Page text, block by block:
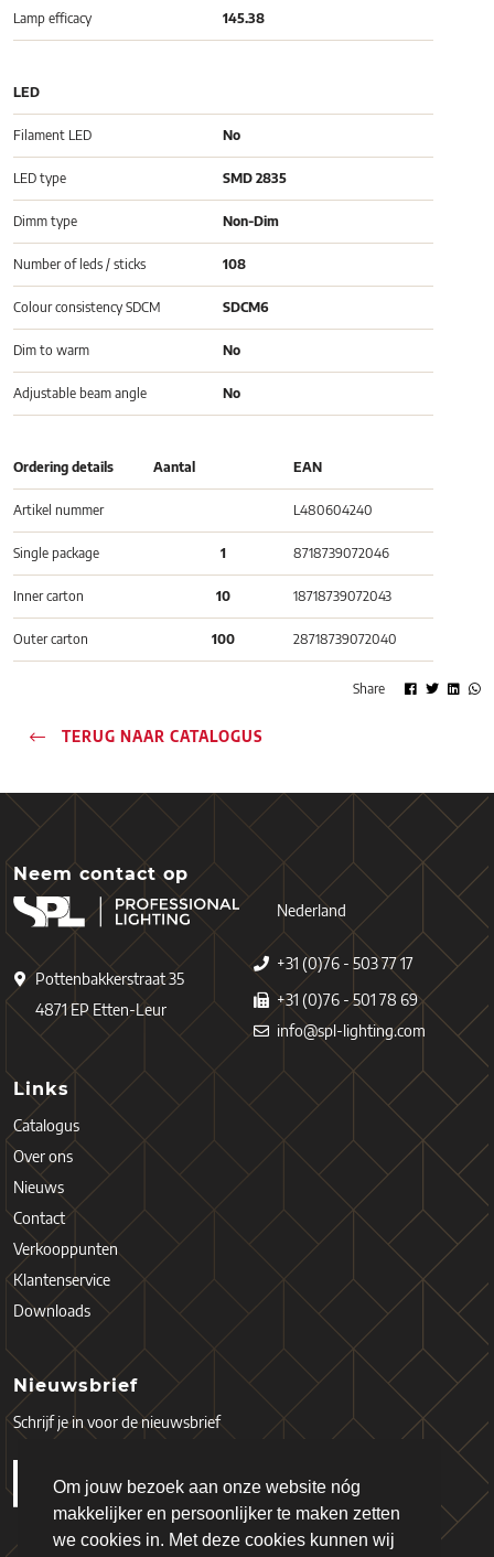
Om jouw bezoek aan onze website nóg
makkelijker en persoonlijker te maken zetten
we cookies in. Met deze cookies kunnen wij
Lamp efficacy 145.38
LED
Filament LED No
LED type SMD 2835
Dimm type Non-Dim
Number of leds / sticks 108
Colour consistency SDCM SDCM6
Dim to warm No
Adjustable beam angle No
Ordering details Aantal EAN
Artikel nummer L480604240
Single package 1 8718739072046
Inner carton 10 18718739072043
Outer carton 100 28718739072040
Share
TERUG NAAR CATALOGUS
Neem contact op
Pottenbakkerstraat 35
4871 EP Etten-Leur
Nederland
+31 (0)76 - 503 77 17
+31 (0)76 - 501 78 69
info@spl-lighting.com
Links
Catalogus
Over ons
Nieuws
Contact
Verkooppunten
Klantenservice
Downloads
Nieuwsbrief
Schrijf je in voor de nieuwsbrief